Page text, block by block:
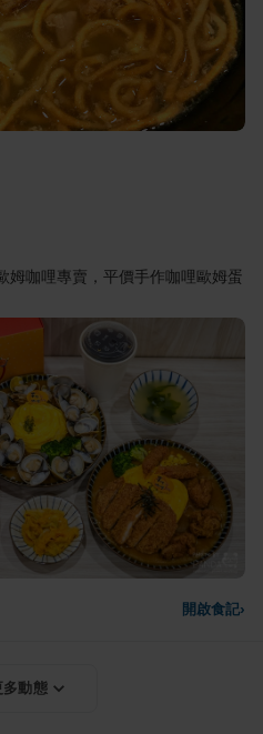
姆咖哩專賣，平價手作咖哩歐姆蛋
開啟食記›
多動態